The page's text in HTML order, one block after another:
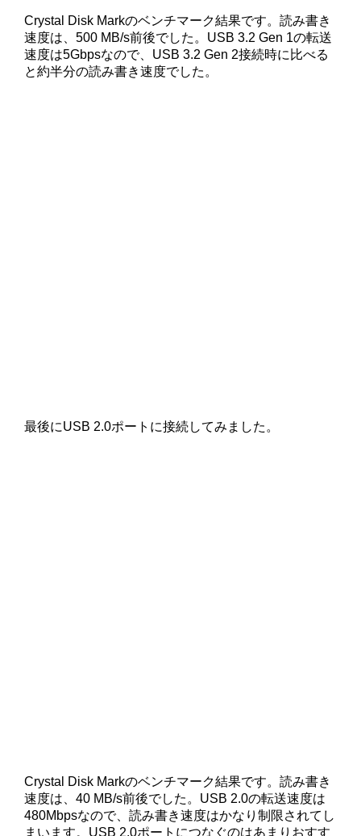
Crystal Disk Markのベンチマーク結果です。読み書き
速度は、500 MB/s前後でした。USB 3.2 Gen 1の転送
速度は5Gbpsなので、USB 3.2 Gen 2接続時に比べる
と約半分の読み書き速度でした。
最後にUSB 2.0ポートに接続してみました。
Crystal Disk Markのベンチマーク結果です。読み書き
速度は、40 MB/s前後でした。USB 2.0の転送速度は
480Mbpsなので、読み書き速度はかなり制限されてし
まいます。USB 2.0ポートにつなぐのはあまりおすす